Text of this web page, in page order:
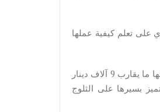
على تعلم كيفية عملها
ويبلغ وزن المجنزرة 1500 كغم وتصل سرعتها الى 30 كم في الساعة، كما بلغت تكلفة صناعتها ما يقارب 9 آلاف دينار
بسيرها على الثلوج